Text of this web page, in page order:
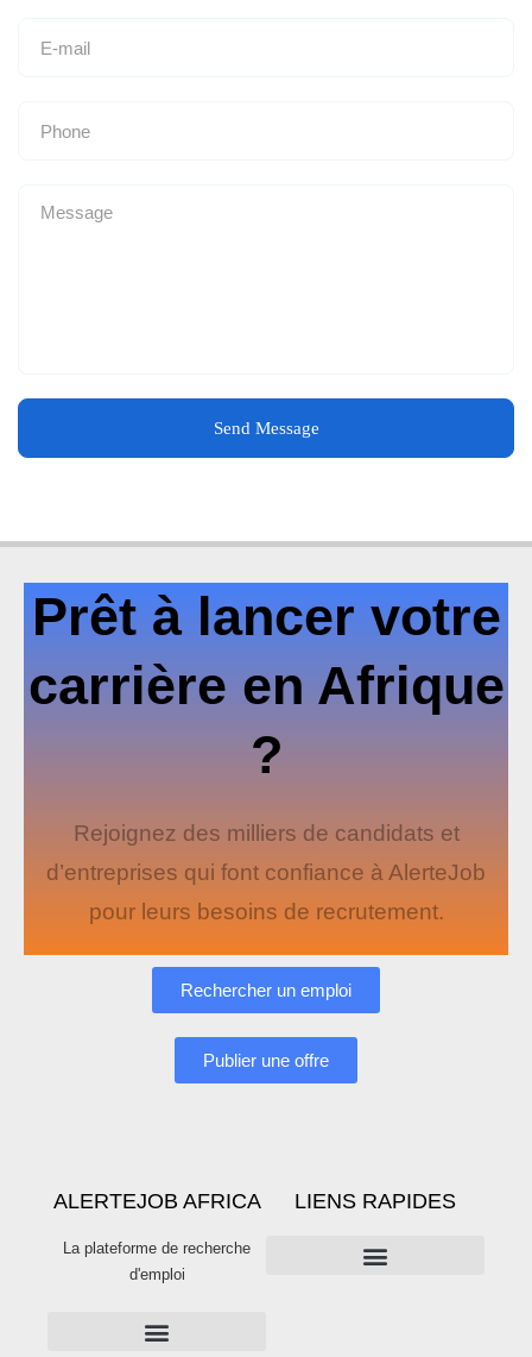
Send Message
Prêt à lancer votre
carrière en Afrique
?
Rejoignez des milliers de candidats et
d’entreprises qui font confiance à AlerteJob
pour leurs besoins de recrutement.
Rechercher un emploi
Publier une offre
ALERTEJOB AFRICA
La plateforme de recherche
d'emploi
LIENS RAPIDES